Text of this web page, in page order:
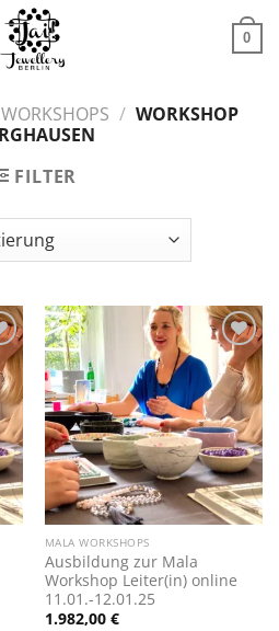
0
/ WORKSHOP
FILTER
Zur
Wunschliste
hinzufügen
MALA WORKSHOPS
Ausbildung zur Mala
Workshop Leiter(in) online
11.01.-12.01.25
1.982,00 €